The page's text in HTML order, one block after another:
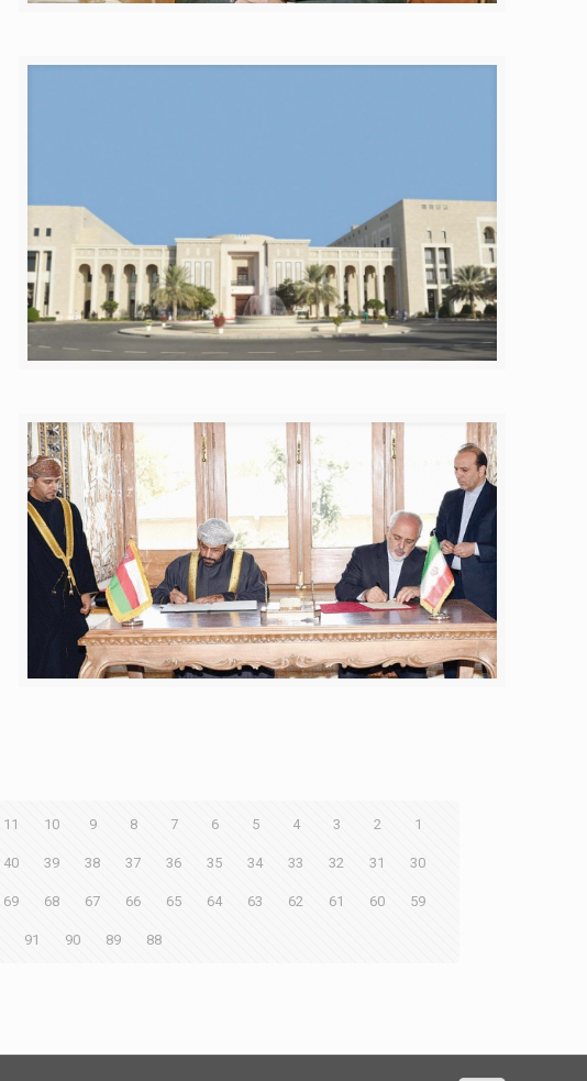
1
2
3
4
5
6
7
8
9
10
11
30
31
32
33
34
35
36
37
38
39
40
59
60
61
62
63
64
65
66
67
68
69
88
89
90
91